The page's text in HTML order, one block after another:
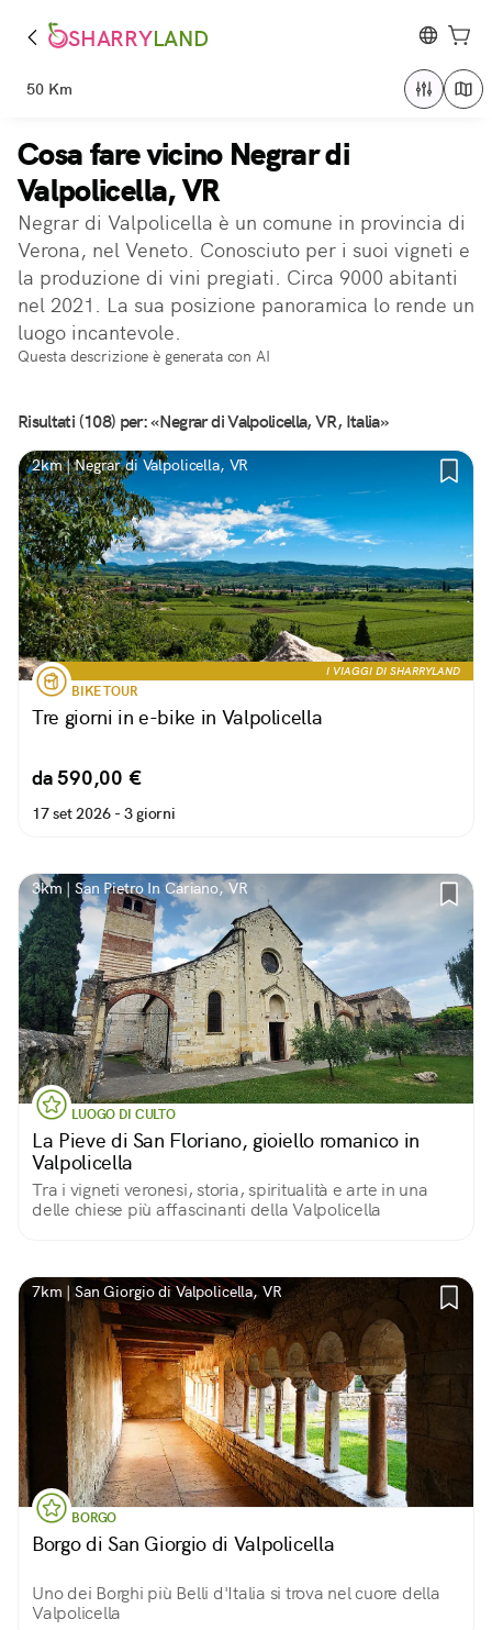
SHARRYLAND
50 Km
Cosa fare vicino Negrar di
Valpolicella, VR
Negrar di Valpolicella è un comune in provincia di
Verona, nel Veneto. Conosciuto per i suoi vigneti e
la produzione di vini pregiati. Circa 9000 abitanti
nel 2021. La sua posizione panoramica lo rende un
luogo incantevole.
Questa descrizione è generata con AI
Risultati (108) per: «Negrar di Valpolicella, VR, Italia»
2km | Negrar di Valpolicella, VR
I VIAGGI DI SHARRYLAND
BIKE TOUR
Tre giorni in e-bike in Valpolicella
da 590,00 €
17 set 2026 - 3 giorni
3km | San Pietro In Cariano, VR
LUOGO DI CULTO
La Pieve di San Floriano, gioiello romanico in
Valpolicella
Tra i vigneti veronesi, storia, spiritualità e arte in una
delle chiese più affascinanti della Valpolicella
7km | San Giorgio di Valpolicella, VR
BORGO
Borgo di San Giorgio di Valpolicella
Uno dei Borghi più Belli d'Italia si trova nel cuore della
Valpolicella